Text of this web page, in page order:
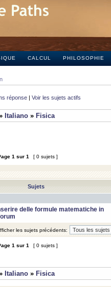
CALCUL PHILOSOPHIE
réponse | Voir les sujets actifs
Italiano » Fisica
1 sur 1 [ 0 sujets ]
Sujets
delle formule matematiche in
les sujets précédents:
1 sur 1 [ 0 sujets ]
Italiano » Fisica